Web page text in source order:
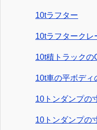
10tラフター
10tラフタークレ
10t積トラックの
10t車の平ボディ
10トンダンプの
10トンダンプの